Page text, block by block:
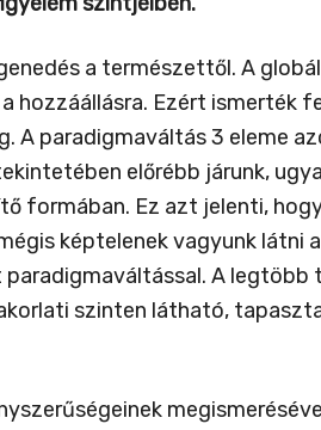
a természettől. A
hozzáállásra. Ezért ismerték
A paradigmaváltás 3 eleme
előrébb járunk,
formában. Ez azt jelenti,
képtelenek vagyunk
A
szinten látható,